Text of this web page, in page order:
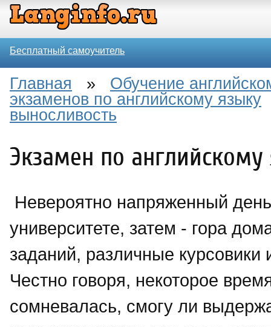
Бесплатный самоучитель
Главная » Обучение
экзаменов по английскому языку
выносливость
Экзамен по
Невероятно напряженный
университете, затем - гора
заданий, различные
Честно говоря, некоторое
сомневалась, смогу ли